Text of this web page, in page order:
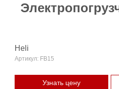
Heli
Артикул: FB15
Узнать цену